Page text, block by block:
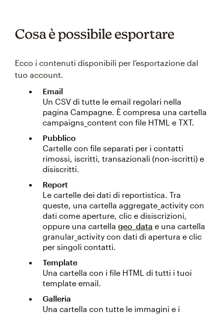
Cosa è possibile esportare
Ecco i contenuti disponibili per l’esportazione dal
tuo account.
Email
Un CSV di tutte le email regolari nella
pagina Campagne. È compresa una cartella
campaigns_content con file HTML e TXT.
Pubblico
Cartelle con file separati per i contatti
rimossi, iscritti, transazionali (non-iscritti) e
disiscritti.
Report
Le cartelle dei dati di reportistica. Tra
queste, una cartella aggregate_activity con
dati come aperture, clic e disiscrizioni,
oppure una cartella geo_data e una cartella
granular_activity con dati di apertura e clic
per singoli contatti.
Template
Una cartella con i file HTML di tutti i tuoi
template email.
Galleria
Una cartella con tutte le immagini e i